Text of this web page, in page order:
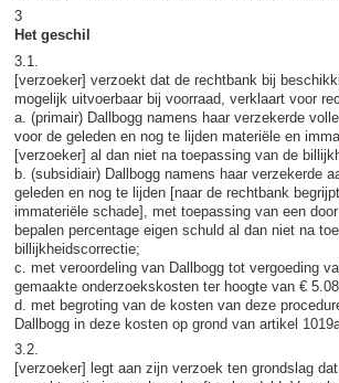
3
Het geschil
3.1.
[verzoeker] verzoekt dat de rechtbank bij
mogelijk uitvoerbaar bij voorraad, verklaart voor
a. (primair) Dallbogg namens haar verzekerde
voor de geleden en nog te lijden materiële en
[verzoeker] al dan niet na toepassing van de
b. (subsidiair) Dallbogg namens haar verzekerde
geleden en nog te lijden [naar de rechtbank
immateriële schade], met toepassing van een
bepalen percentage eigen schuld al dan niet na
billijkheidscorrectie;
c. met veroordeling van Dallbogg tot vergoeding
gemaakte onderzoekskosten ter hoogte van €
d. met begroting van de kosten van deze
Dallbogg in deze kosten op grond van artikel
3.2.
[verzoeker] legt aan zijn verzoek ten grondslag